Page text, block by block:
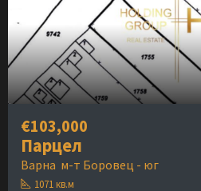
€103,000
Парцел
Варна м-т Боровец - юг
1071 кв.м